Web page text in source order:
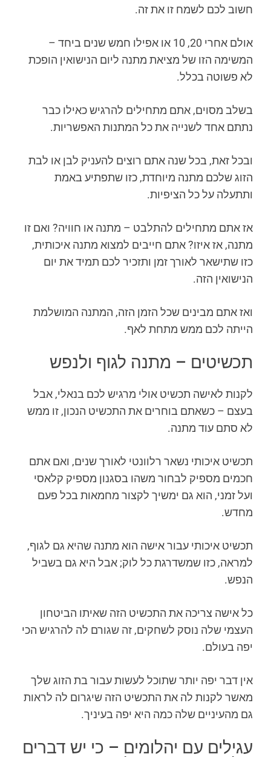
חשוב לכם לשמח זו את זה.
אולם אחרי 20, 10 או אפילו חמש שנים ביחד –
המשימה הזו של מציאת מתנה ליום הנישואין הופכת
לא פשוטה בכלל.
בשלב מסוים, אתם מתחילים להרגיש כאילו כבר
נתתם אחד לשנייה את כל המתנות האפשריות.
ובכל זאת, בכל שנה אתם רוצים להעניק לבן או לבת
הזוג שלכם מתנה מיוחדת, כזו שתפתיע באמת
ותתעלה על כל הציפיות.
אז אתם מתחילים להתלבט – מתנה או חוויה? ואם זו
מתנה, אז איזו? אתם חייבים למצוא מתנה איכותית,
כזו שתישאר לאורך זמן ותזכיר לכם תמיד את יום
הנישואין הזה.
ואז אתם מבינים שכל הזמן הזה, המתנה המושלמת
הייתה לכם ממש מתחת לאף.
תכשיטים – מתנה לגוף ולנפש
לקנות לאישה תכשיט אולי מרגיש לכם בנאלי, אבל
בעצם – כשאתם בוחרים את התכשיט הנכון, זו ממש
לא סתם עוד מתנה.
תכשיט איכותי נשאר רלוונטי לאורך שנים, ואם אתם
חכמים מספיק לבחור משהו בסגנון מספיק קלאסי
ועל זמני, הוא גם ימשיך לקצור מחמאות בכל פעם
מחדש.
תכשיט איכותי עבור אישה הוא מתנה שהיא גם לגוף,
למראה, כזו שמשדרגת כל לוק; אבל היא גם בשביל
הנפש.
כל אישה צריכה את התכשיט הזה שאיתו הביטחון
העצמי שלה נוסק לשחקים, זה שגורם לה להרגיש הכי
יפה בעולם.
אין דבר יפה יותר שתוכל לעשות עבור בת הזוג שלך
מאשר לקנות לה את התכשיט הזה שיגרום לה לראות
גם מהעיניים שלה כמה היא יפה בעיניך.
עגילים עם יהלומים – כי יש דברים